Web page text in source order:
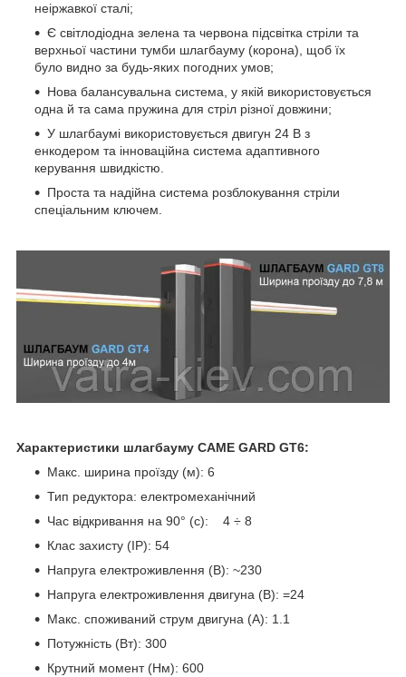
неіржавкої сталі;
Є світлодіодна зелена та червона підсвітка стріли та
верхньої частини тумби шлагбауму (корона), щоб їх
було видно за будь-яких погодних умов;
Нова балансувальна система, у якій використовується
одна й та сама пружина для стріл різної довжини;
У шлагбаумі використовується двигун 24 В з
енкодером та інноваційна система адаптивного
керування швидкістю.
Проста та надійна система розблокування стріли
спеціальним ключем.
Характеристики шлагбауму CAME GARD GT6:
Макс. ширина проїзду (м): 6
Тип редуктора: електромеханічний
Час відкривання на 90° (с): 4 ÷ 8
Клас захисту (IP): 54
Напруга електроживлення (В): ~230
Напруга електроживлення двигуна (В): =24
Макс. споживаний струм двигуна (A): 1.1
Потужність (Вт): 300
Крутний момент (Нм): 600